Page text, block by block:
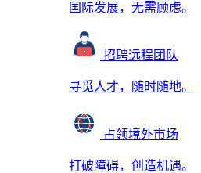
国际发展，无需顾虑。
招聘远程团队
寻觅人才，随时随地。
占领境外市场
打破障碍，创造机遇。